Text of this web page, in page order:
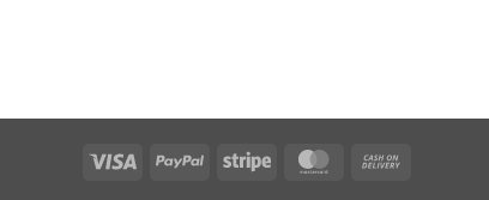
Visa PayPal Stripe MasterCard